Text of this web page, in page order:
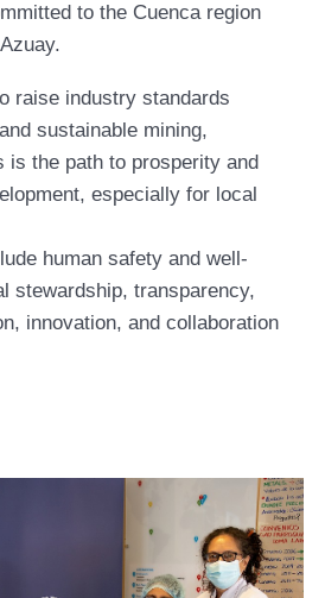
to the Cuenca region
raise industry standards
sustainable mining,
is the path to prosperity and
especially for local
human safety and well-
stewardship, transparency,
innovation, and collaboration